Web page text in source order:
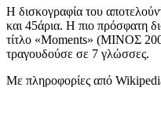
Η δισκογραφία του
και 45άρια. Η πιο πρόσφατη
τίτλο «Moments» (ΜΙΝΟΣ
τραγουδούσε σε 7 γλώσσες.
Με πληροφορίες από